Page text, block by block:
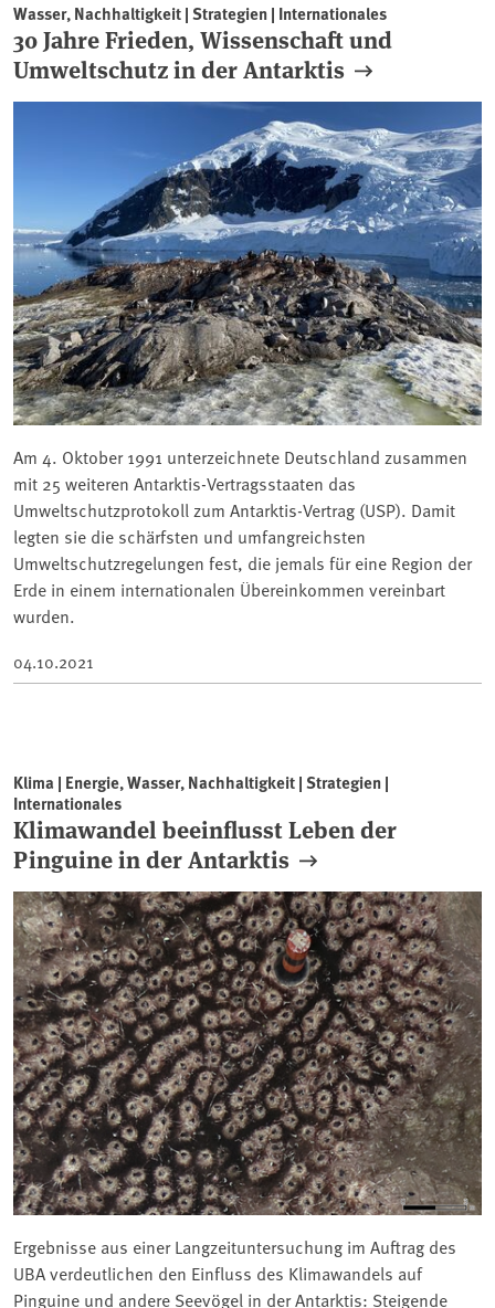
Wasser, Nachhaltigkeit | Strategien | Internationales
30 Jahre Frieden, Wissenschaft und
Umweltschutz in der Antarktis
Am 4. Oktober 1991 unterzeichnete Deutschland zusammen
mit 25 weiteren Antarktis-Vertragsstaaten das
Umweltschutzprotokoll zum Antarktis-Vertrag (USP). Damit
legten sie die schärfsten und umfangreichsten
Umweltschutzregelungen fest, die jemals für eine Region der
Erde in einem internationalen Übereinkommen vereinbart
wurden.
04.10.2021
Klima | Energie, Wasser, Nachhaltigkeit | Strategien |
Internationales
Klimawandel beeinflusst Leben der
Pinguine in der Antarktis
Ergebnisse aus einer Langzeituntersuchung im Auftrag des
UBA verdeutlichen den Einfluss des Klimawandels auf
Pinguine und andere Seevögel in der Antarktis: Steigende